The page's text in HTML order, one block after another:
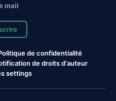
mail
de confidentialité
de droits d'auteur
settings